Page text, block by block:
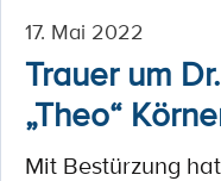
17. Mai 2022
Trauer um
„Theo“
Mit Bestürzung